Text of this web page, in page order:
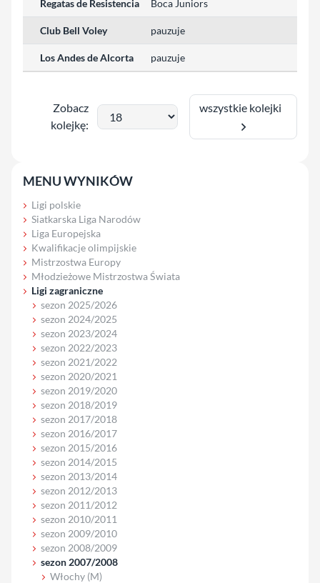
Regatas de Resistencia Boca Juniors
Club Bell Voley pauzuje
Los Andes de Alcorta pauzuje
Zobacz
kolejkę:
wszystkie kolejki
MENU WYNIKÓW
Ligi polskie
Siatkarska Liga Narodów
Liga Europejska
Kwalifikacje olimpijskie
Mistrzostwa Europy
Młodzieżowe Mistrzostwa Świata
Ligi zagraniczne
sezon 2025/2026
sezon 2024/2025
sezon 2023/2024
sezon 2022/2023
sezon 2021/2022
sezon 2020/2021
sezon 2019/2020
sezon 2018/2019
sezon 2017/2018
sezon 2016/2017
sezon 2015/2016
sezon 2014/2015
sezon 2013/2014
sezon 2012/2013
sezon 2011/2012
sezon 2010/2011
sezon 2009/2010
sezon 2008/2009
sezon 2007/2008
Włochy (M)